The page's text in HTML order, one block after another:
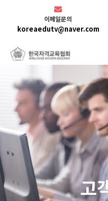
이메일문의
koreaedutv@naver.com
고